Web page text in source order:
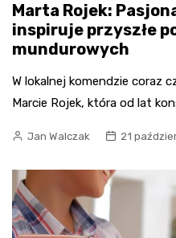
Marta Rojek:
inspiruje przyszłe
mundurowych
W lokalnej komendzie coraz
Marcie Rojek, która od lat
Jan Walczak 21